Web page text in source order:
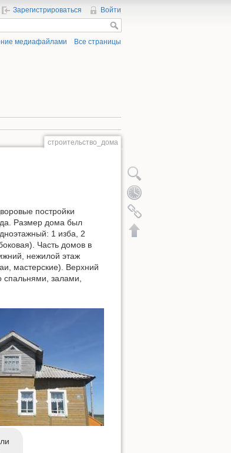
Зарегистрироваться Войти
медиафайлами Все страницы
строительство_дома
постройки
Размер дома был
1 изба, 2
Часть домов в
нежилой этаж
мастерские). Верхний
залами,